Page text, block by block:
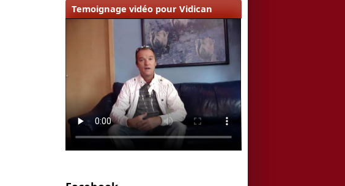
Temoignage vidéo pour Vidican